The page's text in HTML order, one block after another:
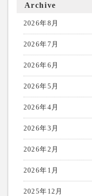
Archive
2026年8月
2026年7月
2026年6月
2026年5月
2026年4月
2026年3月
2026年2月
2026年1月
2025年12月